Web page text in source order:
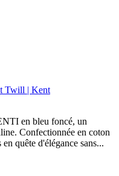
Twill | Kent
en bleu foncé, un
Confectionnée en coton
quête d'élégance sans...